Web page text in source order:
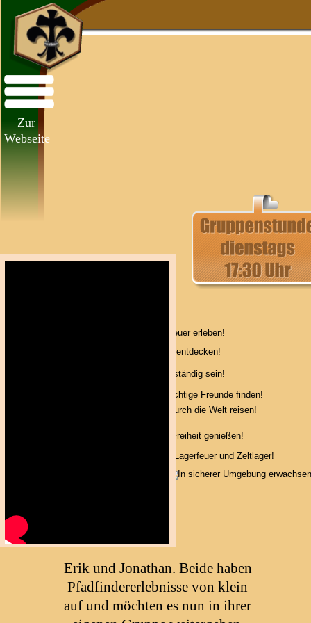
Zur
Webseite
Erik und Jonathan. Beide haben
Pfadfindererlebnisse von klein
auf und möchten es nun in ihrer